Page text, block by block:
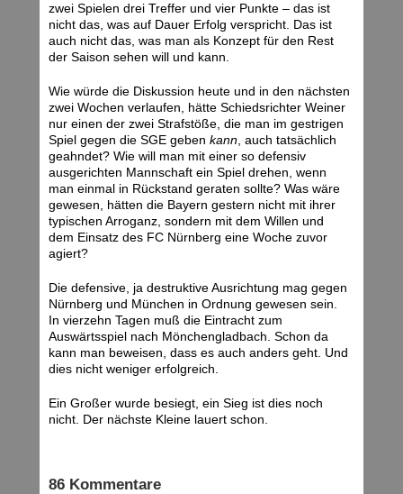
zwei Spielen drei Treffer und vier Punkte – das ist
nicht das, was auf Dauer Erfolg verspricht. Das ist
auch nicht das, was man als Konzept für den Rest
der Saison sehen will und kann.
Wie würde die Diskussion heute und in den nächsten
zwei Wochen verlaufen, hätte Schiedsrichter Weiner
nur einen der zwei Strafstöße, die man im gestrigen
Spiel gegen die SGE geben kann , auch tatsächlich
geahndet? Wie will man mit einer so defensiv
ausgerichten Mannschaft ein Spiel drehen, wenn
man einmal in Rückstand geraten sollte? Was wäre
gewesen, hätten die Bayern gestern nicht mit ihrer
typischen Arroganz, sondern mit dem Willen und
dem Einsatz des FC Nürnberg eine Woche zuvor
agiert?
Die defensive, ja destruktive Ausrichtung mag gegen
Nürnberg und München in Ordnung gewesen sein.
In vierzehn Tagen muß die Eintracht zum
Auswärtsspiel nach Mönchengladbach. Schon da
kann man beweisen, dass es auch anders geht. Und
dies nicht weniger erfolgreich.
Ein Großer wurde besiegt, ein Sieg ist dies noch
nicht. Der nächste Kleine lauert schon.
86 Kommentare